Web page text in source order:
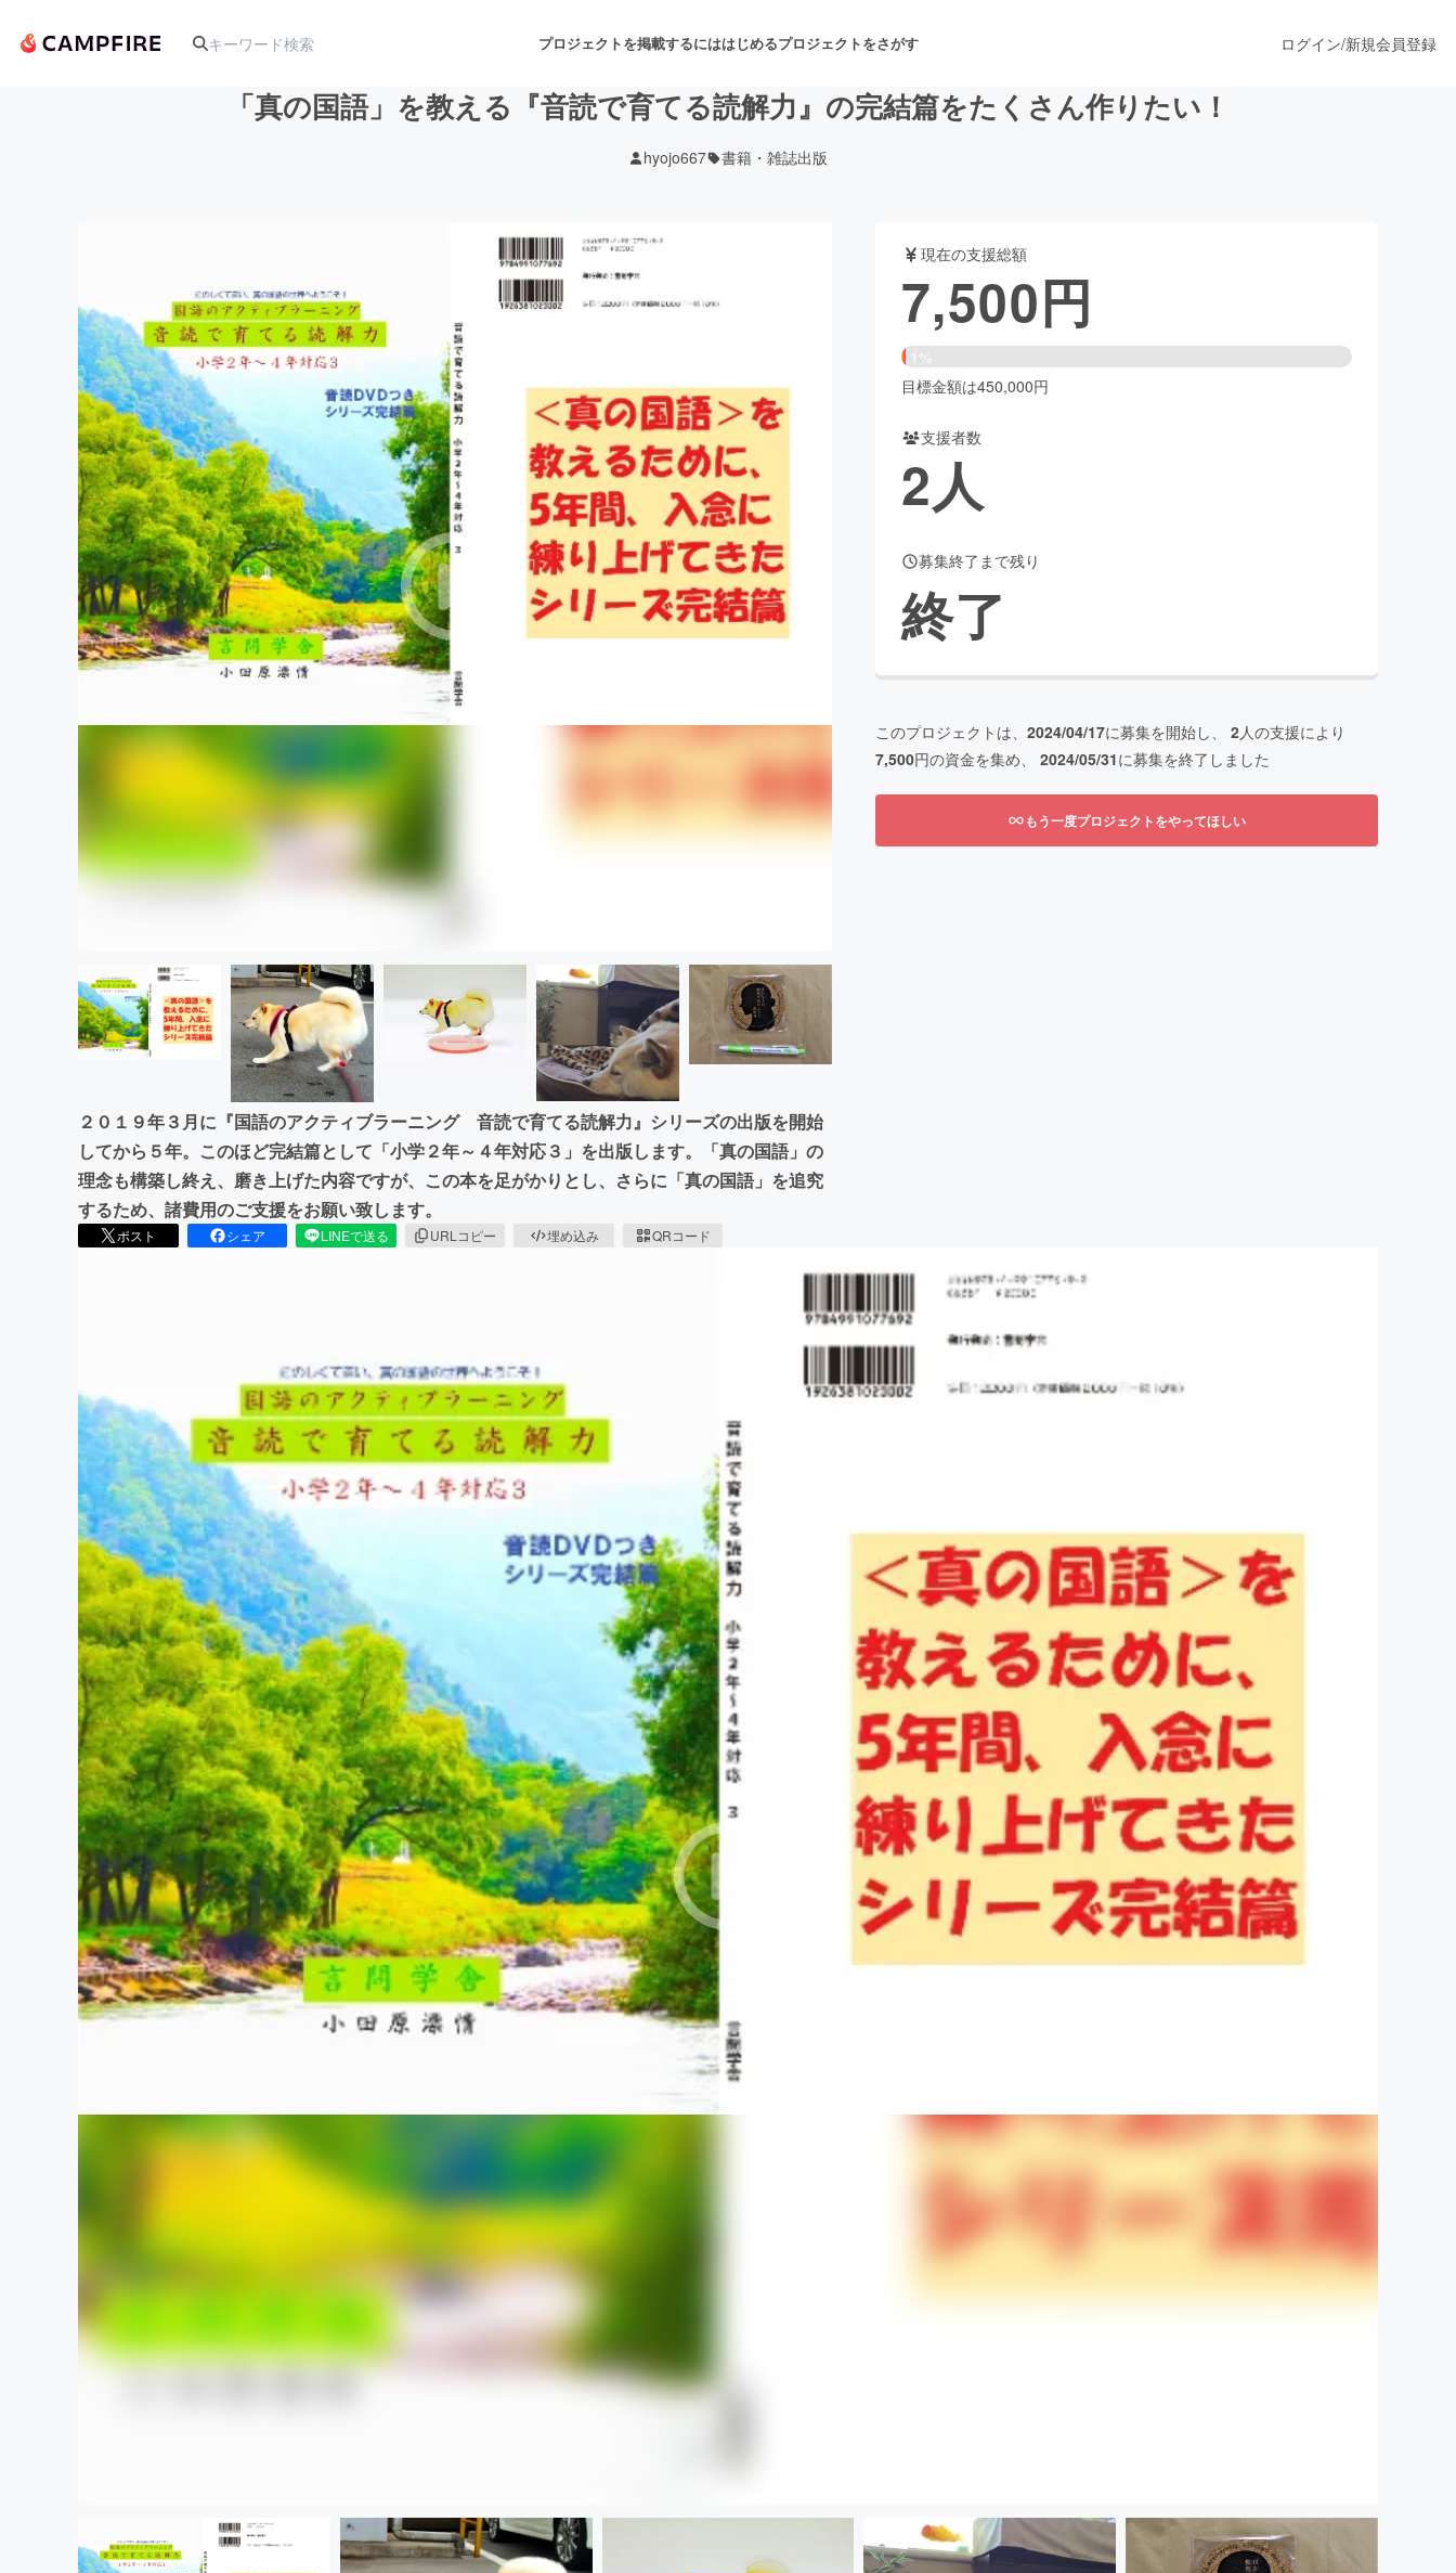
プロジェクトを掲載するにははじめるプロジェクトをさがす
音楽 舞台・パフォーマンス
テクノロジー・ガジェット
書籍・雑誌出版
ビジネス・起業 チャレンジ ビューティー・ヘルスケア
まちづくり・地域活性化
CAMPFIRE for Social GoodCAMPFIRE Creation
CAMPFIREふるさと納税machi-ya
ログイン/新規会員登録
「真の国語」を教える『音読で育てる読解力』の完結篇をたくさん作りたい！
hyojo667 書籍・雑誌出版
２０１９年３月に『国語のアクティブラーニング 音読で育てる読解力』シリーズの出版を開始
してから５年。このほど完結篇として「小学２年～４年対応３」を出版します。「真の国語」の
理念も構築し終え、磨き上げた内容ですが、この本を足がかりとし、さらに「真の国語」を追究
するため、諸費用のご支援をお願い致します。
ポスト シェア LINEで送る URLコピー 埋め込み QRコード
現在の支援総額
7,500円
1%
目標金額は450,000円
支援者数
2人
募集終了まで残り
終了
このプロジェクトは、 2024/04/17に募集を開始し、 2人の支援により
7,500円の資金を集め、 2024/05/31に募集を終了しました
もう一度プロジェクトをやってほしい